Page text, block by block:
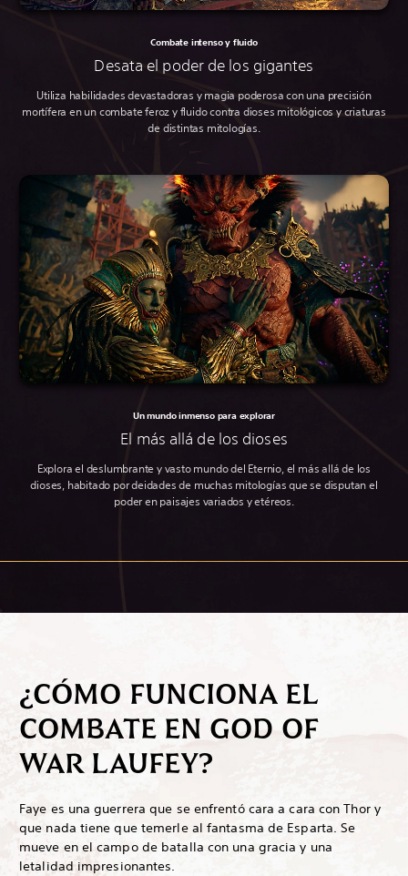
Combate intenso y fluido
Desata el poder de los gigantes
Utiliza habilidades devastadoras y magia poderosa con una precisión
mortífera en un combate feroz y fluido contra dioses mitológicos y criaturas
de distintas mitologías.
Un mundo inmenso para explorar
El más allá de los dioses
Explora el deslumbrante y vasto mundo del Eternio, el más allá de los
dioses, habitado por deidades de muchas mitologías que se disputan el
poder en paisajes variados y etéreos.
¿CÓMO FUNCIONA EL
COMBATE EN GOD OF
WAR LAUFEY?
Faye es una guerrera que se enfrentó cara a cara con Thor y
que nada tiene que temerle al fantasma de Esparta. Se
mueve en el campo de batalla con una gracia y una
letalidad impresionantes.